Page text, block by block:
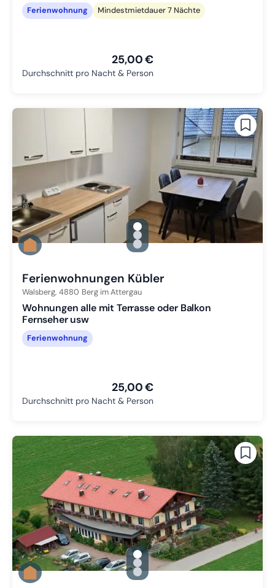
Ferienwohnung Mindestmietdauer 7 Nächte
25,00 €
Durchschnitt pro Nacht & Person
gallery.slide_selector
Zu Slide 1 wechseln
Zu Slide 2 wechseln
Zu Slide 3 wechseln
Ferienwohnungen Kübler
Walsberg, 4880 Berg im Attergau
Wohnungen alle mit Terrasse oder Balkon
Fernseher usw
Ferienwohnung
25,00 €
Durchschnitt pro Nacht & Person
gallery.slide_selector
Zu Slide 1 wechseln
Zu Slide 2 wechseln
Zu Slide 3 wechseln